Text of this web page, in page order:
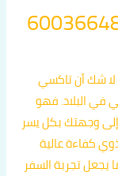
لا شك أن تاكسي
في البلاد. فهو
وجهتك بكل يسر
كفاءة عالية
يجعل تجربة السفر